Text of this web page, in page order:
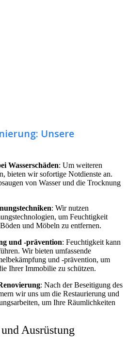
Unsere
Wasserschäden: Um weiteren
bieten wir sofortige Notdienste an.
von Wasser und die Trocknung
: Wir nutzen
um Feuchtigkeit
und Möbeln zu entfernen.
und -prävention: Feuchtigkeit kann
Wir bieten umfassende
und -prävention, um
Ihrer Immobilie zu schützen.
: Nach der Beseitigung des
wir uns um die Restaurierung und
um Ihre Räumlichkeiten
Ausrüstung